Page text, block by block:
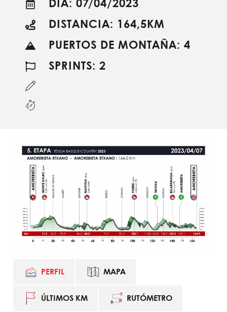
DÍA: 07/04/2023
DISTANCIA: 164,5KM
PUERTOS DE MONTAÑA: 4
SPRINTS: 2
PERFIL MAPA
ÚLTIMOS KM RUTÓMETRO